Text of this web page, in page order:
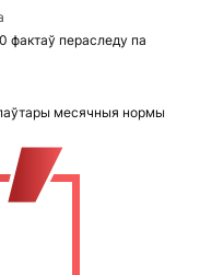
фактаў пераследу па
паўтары месячныя нормы